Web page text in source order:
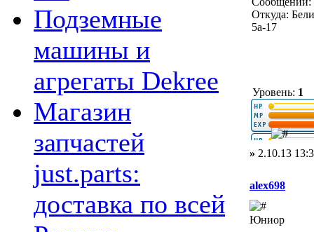
Подземные
машины и
агрегаты Dekree
Магазин
запчастей
just.parts:
доставка по всей
Откуда:
5а-17
Уровень: 1
» 2.10.13
alex698
Юниор